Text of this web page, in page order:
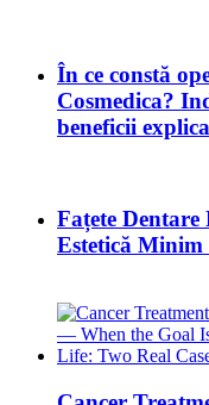
În ce constă
Cosmedica?
beneficii
Fațete
Estetică